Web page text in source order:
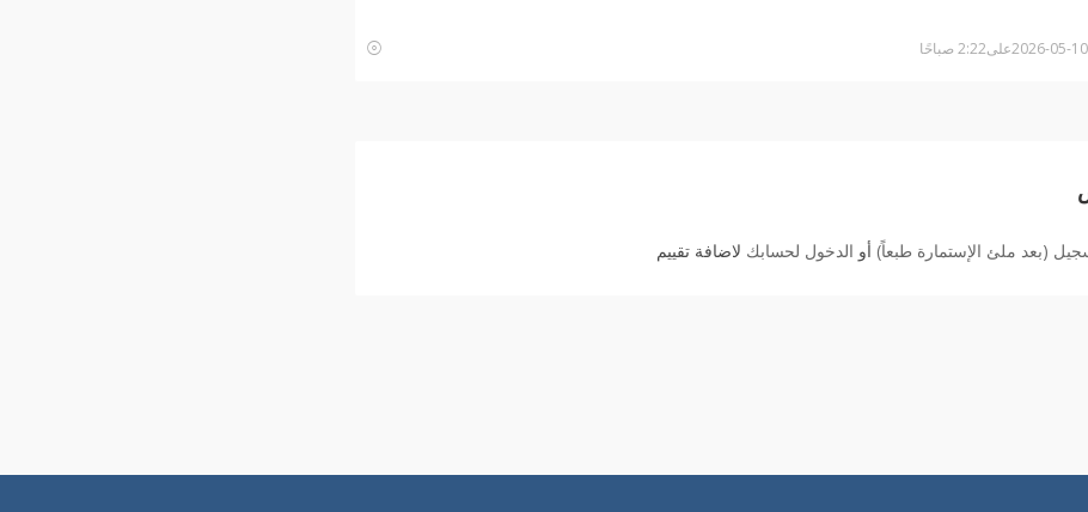
(بعد ملئ الإستمارة طبعاً) أو الدخول لحسابك لاضافة تقييم